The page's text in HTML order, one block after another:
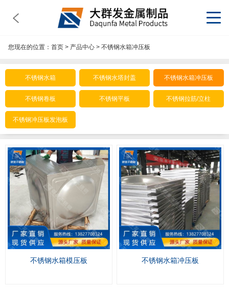
您现在的位置： 首页> 产品中心> 不锈钢水箱冲压板
不锈钢水箱 不锈钢水塔封盖 不锈钢水箱冲压板
不锈钢卷板 不锈钢平板 不锈钢拉筋/立柱
不锈钢冲压板发泡板
不锈钢水箱模压板 不锈钢水箱冲压板